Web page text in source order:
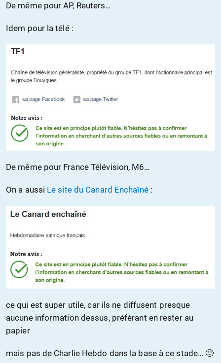
De même pour AP, Reuters…
Idem pour la télé :
De même pour France Télévision, M6…
On a aussi Le site du Canard Enchaîné :
ce qui est super utile, car ils ne diffusent presque
aucune information dessus, préférant en rester au
papier
mais pas de Charlie Hebdo dans la base à ce stade… 🙁